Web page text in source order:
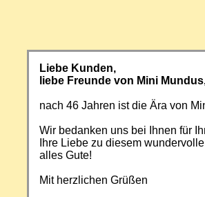
Liebe Kunden,
liebe Freunde von Mini
nach 46 Jahren ist die Ära von
Wir bedanken uns bei Ihnen für
Ihre Liebe zu diesem
alles Gute!
Mit herzlichen Grüßen